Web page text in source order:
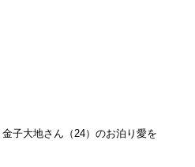
子大地さん（24）のお泊り愛を